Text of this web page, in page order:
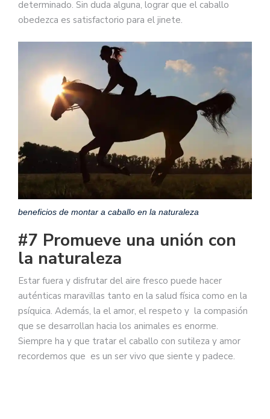
determinado. Sin duda alguna, lograr que el caballo
obedezca es satisfactorio para el jinete.
beneficios de montar a caballo en la naturaleza
#7 Promueve una unión con
la naturaleza
Estar fuera y disfrutar del aire fresco puede hacer
auténticas maravillas tanto en la salud física como en la
psíquica. Además, la el amor, el respeto y la compasión
que se desarrollan hacia los animales es enorme.
Siempre ha y que tratar el caballo con sutileza y amor
recordemos que es un ser vivo que siente y padece.